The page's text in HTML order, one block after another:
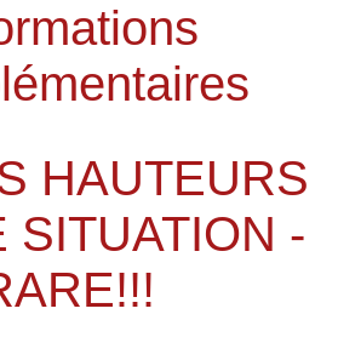
HAUTEURS
SITUATION -